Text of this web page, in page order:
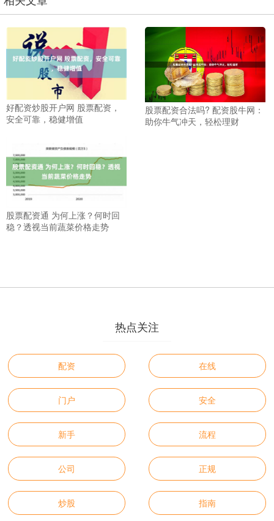
好配资炒股开户网 股票配资，
安全可靠，稳健增值
股票配资合法吗? 配资股牛网：
助你牛气冲天，轻松理财
股票配资通 为何上涨？何时回
稳？透视当前蔬菜价格走势
热点关注
配资 在线
门户 安全
新手 流程
公司 正规
炒股 指南